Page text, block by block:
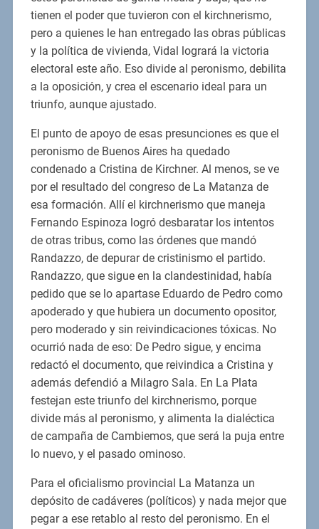
tienen el poder que tuvieron con el kirchnerismo,
pero a quienes le han entregado las obras públicas
y la política de vivienda, Vidal logrará la victoria
electoral este año. Eso divide al peronismo, debilita
a la oposición, y crea el escenario ideal para un
triunfo, aunque ajustado.
El punto de apoyo de esas presunciones es que el
peronismo de Buenos Aires ha quedado
condenado a Cristina de Kirchner. Al menos, se ve
por el resultado del congreso de La Matanza de
esa formación. Allí el kirchnerismo que maneja
Fernando Espinoza logró desbaratar los intentos
de otras tribus, como las órdenes que mandó
Randazzo, de depurar de cristinismo el partido.
Randazzo, que sigue en la clandestinidad, había
pedido que se lo apartase Eduardo de Pedro como
apoderado y que hubiera un documento opositor,
pero moderado y sin reivindicaciones tóxicas. No
ocurrió nada de eso: De Pedro sigue, y encima
redactó el documento, que reivindica a Cristina y
además defendió a Milagro Sala. En La Plata
festejan este triunfo del kirchnerismo, porque
divide más al peronismo, y alimenta la dialéctica
de campaña de Cambiemos, que será la puja entre
lo nuevo, y el pasado ominoso.
Para el oficialismo provincial La Matanza un
depósito de cadáveres (políticos) y nada mejor que
pegar a ese retablo al resto del peronismo. En el